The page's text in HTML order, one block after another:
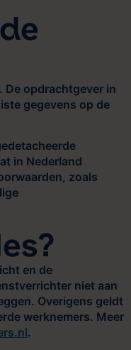
opdrachtgever in
gegevens op de
in Nederland
zoals
en de
niet aan
Overigens geldt
werknemers. Meer
.